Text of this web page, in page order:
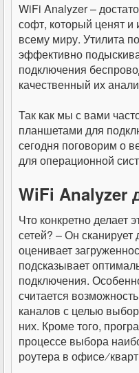
WiFi Analyzer –
софт, который ценят и
всему миру. Утилита
эффективно
подключения
качественный их
Так как мы с вами
планшетами для
сегодня поговорим о
для операционной
WiFi Analyzer
Что конкретно делает
сетей? – Он сканирует
оценивает
подсказывает
подключения.
считается
каналов с целью
них. Кроме того,
процессе выбора
роутера в офисе ∕